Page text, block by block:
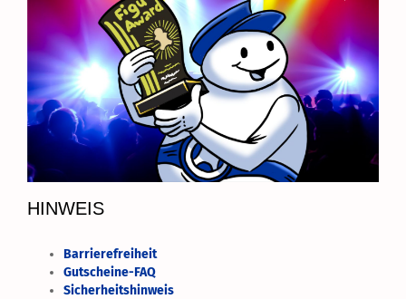
HINWEIS
Barrierefreiheit
Gutscheine-FAQ
Sicherheitshinweis